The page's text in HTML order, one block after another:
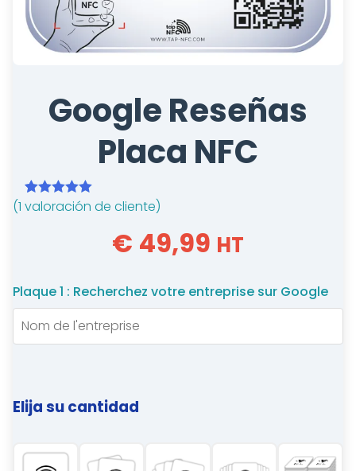
Google Reseñas
Placa NFC
Valorado con
1
de un cliente
(1 valoración de cliente)
€ 49,99 HT
Plaque 1 : Recherchez votre entreprise sur Google
Elija su cantidad